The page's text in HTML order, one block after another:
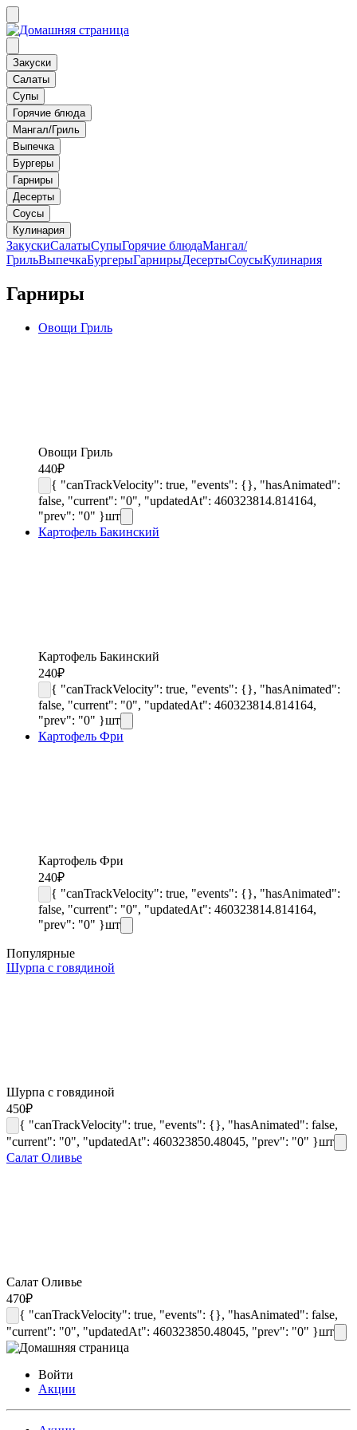
Закуски
Салаты
Супы
Горячие блюда
Мангал/Гриль
Выпечка
Бургеры
Гарниры
Десерты
Соусы
Кулинария
ЗакускиСалатыСупыГорячие блюдаМангал/
ГрильВыпечкаБургерыГарнирыДесертыСоусыКулинария
Гарниры
Овощи Гриль
Овощи Гриль
440₽
{ "canTrackVelocity": true, "events": {}, "hasAnimated":
false, "current": "0", "updatedAt": 460323814.814164,
"prev": "0" }шт
Картофель Бакинский
Картофель Бакинский
240₽
{ "canTrackVelocity": true, "events": {}, "hasAnimated":
false, "current": "0", "updatedAt": 460323814.814164,
"prev": "0" }шт
Картофель Фри
Картофель Фри
240₽
{ "canTrackVelocity": true, "events": {}, "hasAnimated":
false, "current": "0", "updatedAt": 460323814.814164,
"prev": "0" }шт
Популярные
Шурпа с говядиной
Шурпа с говядиной
450₽
{ "canTrackVelocity": true, "events": {}, "hasAnimated": false,
"current": "0", "updatedAt": 460323850.48045, "prev": "0" }шт
Салат Оливье
Салат Оливье
470₽
{ "canTrackVelocity": true, "events": {}, "hasAnimated": false,
"current": "0", "updatedAt": 460323850.48045, "prev": "0" }шт
Войти
Акции